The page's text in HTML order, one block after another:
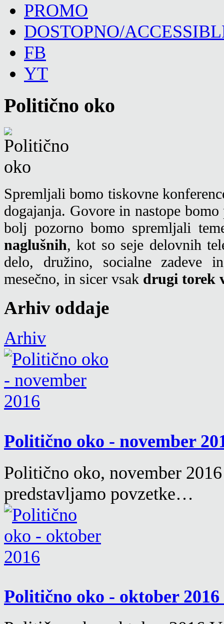
PROMO
DOSTOPNO/
FB
YT
Politično oko
Spremljali bomo tiskovne
dogajanja. Govore in nastope
bolj pozorno bomo spremljali
naglušnih, kot so seje delovnih
delo, družino, socialne zadeve
mesečno, in sicer vsak drugi torek
Arhiv oddaje
Arhiv
Politično oko - november
Politično oko, november
predstavljamo povzetke…
Politično oko - oktober 2016